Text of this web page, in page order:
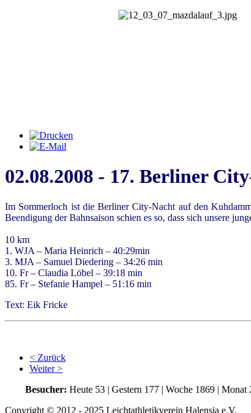
02.08.2008 - 17. Berliner
Im Sommerloch ist die Berliner City-Nacht auf den
Beendigung der Bahnsaison schien es so, dass sich unsere
10 km
1. WJA – Maria Heinrich – 40:29min
3. MJA – Samuel Diedering – 34:26 min
10. Fr – Claudia Löbel – 39:18 min
85. Fr – Stefanie Hampel – 51:16 min
Text: Eik Fricke
< Zurück
Weiter >
Besucher: Heute 53 | Gestern 177 | Woche 1869 | Monat
Copyright © 2012 - 2025 Leichtathletikverein Halensia e.V.